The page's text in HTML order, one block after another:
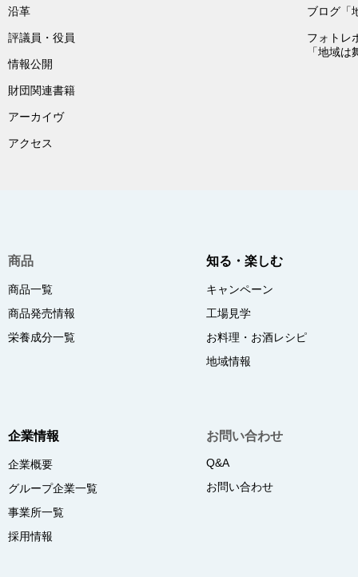
沿革
評議員・役員
情報公開
財団関連書籍
アーカイヴ
アクセス
ブログ「
フォトレ
「地域は
商品
商品一覧
商品発売情報
栄養成分一覧
知る・楽しむ
キャンペーン
工場見学
お料理・お酒レシピ
地域情報
企業情報
企業概要
グループ企業一覧
事業所一覧
採用情報
お問い合わせ
Q&A
お問い合わせ